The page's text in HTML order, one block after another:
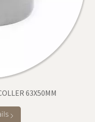
63X50MM